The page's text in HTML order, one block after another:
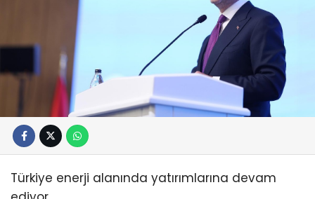
Türkiye enerji alanında yatırımlarına devam